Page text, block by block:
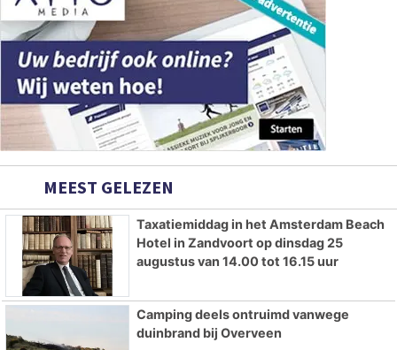
MEEST GELEZEN
Taxatiemiddag in het Amsterdam Beach
Hotel in Zandvoort op dinsdag 25
augustus van 14.00 tot 16.15 uur
Camping deels ontruimd vanwege
duinbrand bij Overveen